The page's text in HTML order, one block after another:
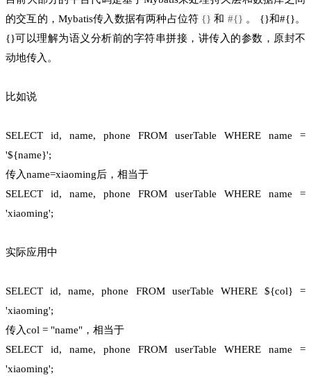
的交互的，Mybatis传入数据有两种占位符 {} 和 #{} 。
{}和#{}。
{}可以理解为语义分析前的字符串拼接，讲传入的参数，原封不
动地传入。
比如说
SELECT id, name, phone FROM userTable WHERE name =
'${name}';
传入name=xiaoming后，相当于
SELECT id, name, phone FROM userTable WHERE name =
'xiaoming';
实际应用中
SELECT id, name, phone FROM userTable WHERE ${col} =
'xiaoming';
传入col = "name"，相当于
SELECT id, name, phone FROM userTable WHERE name =
'xiaoming';